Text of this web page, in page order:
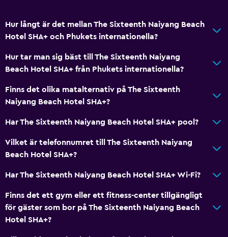
Hur långt är det mellan The Sixteenth Naiyang Beach
Hotel SHA+ och Phukets internationella?
Hur tar man sig bäst till The Sixteenth Naiyang
Beach Hotel SHA+ från Phukets internationella?
Finns det olika matalternativ på The Sixteenth
Naiyang Beach Hotel SHA+?
Har The Sixteenth Naiyang Beach Hotel SHA+ pool?
Vilket är telefonnumret till The Sixteenth Naiyang
Beach Hotel SHA+?
Har The Sixteenth Naiyang Beach Hotel SHA+ Wi-Fi?
Finns det ett gym eller ett fitness-center tillgängligt
för gäster som bor på The Sixteenth Naiyang Beach
Hotel SHA+?